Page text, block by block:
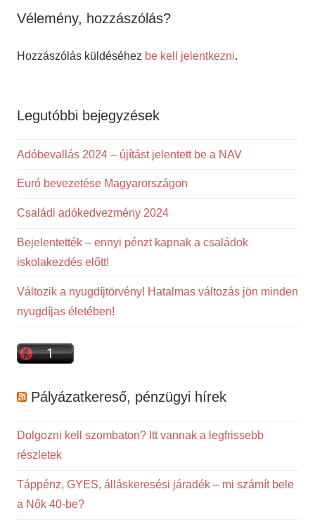
Vélemény, hozzászólás?
Hozzászólás küldéséhez be kell jelentkezni.
Legutóbbi bejegyzések
Adóbevallás 2024 – újítást jelentett be a NAV
Euró bevezetése Magyarországon
Családi adókedvezmény 2024
Bejelentették – ennyi pénzt kapnak a családok
iskolakezdés előtt!
Változik a nyugdíjtörvény! Hatalmas változás jön minden
nyugdíjas életében!
Pályázatkereső, pénzügyi hírek
Dolgozni kell szombaton? Itt vannak a legfrissebb
részletek
Táppénz, GYES, álláskeresési járadék – mi számít bele
a Nők 40-be?